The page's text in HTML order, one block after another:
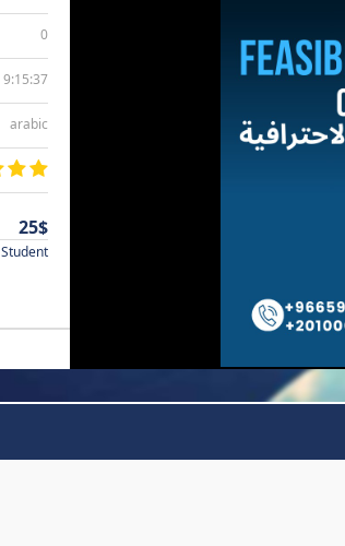
0
9:15:37
arabic
25$